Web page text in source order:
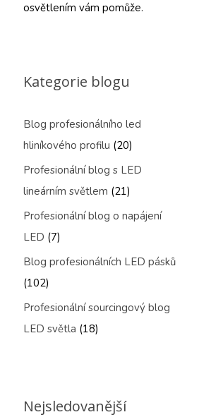
osvětlením vám pomůže.
Kategorie blogu
Blog profesionálního led
hliníkového profilu (20)
Profesionální blog s LED
lineárním světlem (21)
Profesionální blog o napájení
LED (7)
Blog profesionálních LED pásků
(102)
Profesionální sourcingový blog
LED světla (18)
Nejsledovanější